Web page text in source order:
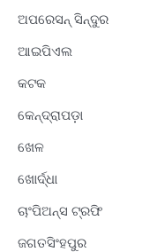
ଅପରେସନ୍ ସିନ୍ଦୁର
ଆଇପିଏଲ
କଟକ
କେନ୍ଦ୍ରାପଡ଼ା
ଖେଳ
ଖୋର୍ଦ୍ଧା
ଚାଂପିଅନ୍ସ ଟ୍ରଫି
ଜଗତସିଂହପୁର